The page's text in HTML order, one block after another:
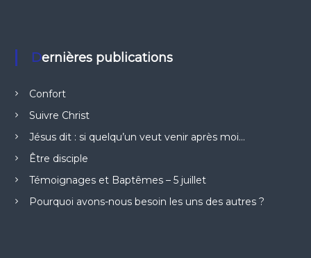
Dernières publications
Confort
Suivre Christ
Jésus dit : si quelqu’un veut venir après moi…
Être disciple
Témoignages et Baptêmes – 5 juillet
Pourquoi avons-nous besoin les uns des autres ?